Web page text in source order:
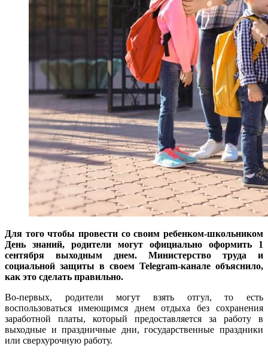
Для того чтобы провести со своим ребенком-школьником
День знаний, родители могут официально оформить 1
сентября выходным днем. Министерство труда и
социальной защиты в своем Telegram-канале объяснило,
как это сделать правильно.
Во-первых, родители могут взять отгул, то есть
воспользоваться имеющимся днем отдыха без сохранения
заработной платы, который предоставляется за работу в
выходные и праздничные дни, государственные праздники
или сверхурочную работу.